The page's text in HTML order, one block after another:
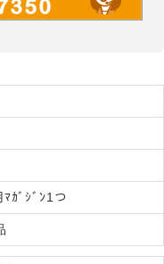
ｶﾞｼﾞﾝ1つ